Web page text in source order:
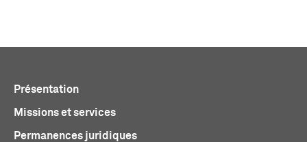
Présentation
Missions et services
Permanences juridiques